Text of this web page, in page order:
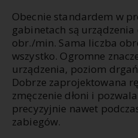
Obecnie standardem w
gabinetach są urządzenia
obr./min. Sama liczba
wszystko. Ogromne
urządzenia, poziom
Dobrze zaprojektowana
zmęczenie dłoni i
precyzyjnie nawet
zabiegów.